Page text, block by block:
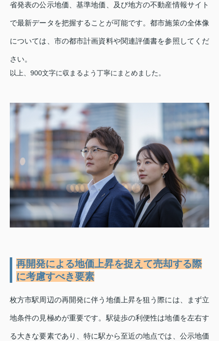
省発表の公示地価、基準地価、及び地方の不動産情報サイト
で最新データを把握することが可能です。都市施策の全体像
については、市の都市計画資料や関連評価書を参照してくだ
さい。
以上、900文字に収まるよう丁寧にまとめました。
再開発による地価上昇を捉えて売却する際
に考慮すべき要素
枚方市駅周辺の再開発に伴う地価上昇を狙う際には、まず立
地条件の見極めが重要です。駅徒歩の利便性は地価を左右す
る大きな要素であり、特に駅から至近の地点では、公示地価